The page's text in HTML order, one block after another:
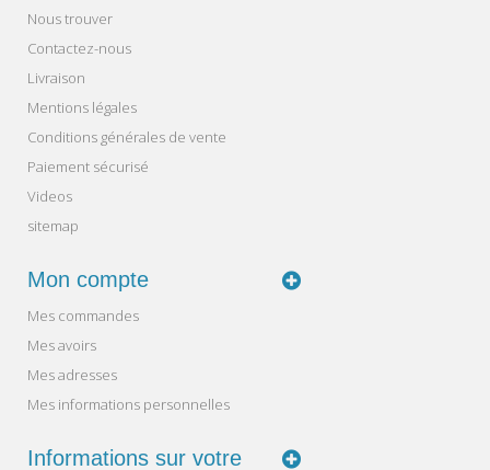
Nous trouver
Contactez-nous
Livraison
Mentions légales
Conditions générales de vente
Paiement sécurisé
Videos
sitemap
Mon compte
Mes commandes
Mes avoirs
Mes adresses
Mes informations personnelles
Informations sur votre